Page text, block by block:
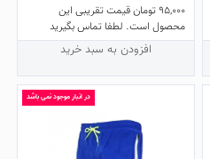
95,000تومانقیمت تقریبی این
محصول است. لطفا تماس بگیرید
افزودن به سبد خرید
در انبار موجود نمی باشد